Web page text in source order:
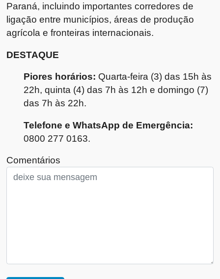
Paraná, incluindo importantes corredores de
ligação entre municípios, áreas de produção
agrícola e fronteiras internacionais.
DESTAQUE
Piores horários: Quarta-feira (3) das 15h às
22h, quinta (4) das 7h às 12h e domingo (7)
das 7h às 22h.
Telefone e WhatsApp de Emergência:
0800 277 0163.
Comentários